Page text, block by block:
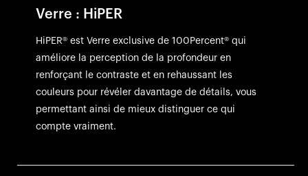
Verre : HiPER
HiPER® est Verre exclusive de 100Percent® qui
améliore la perception de la profondeur en
renforçant le contraste et en rehaussant les
couleurs pour révéler davantage de détails, vous
permettant ainsi de mieux distinguer ce qui
compte vraiment.